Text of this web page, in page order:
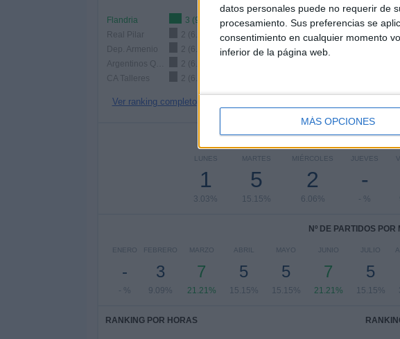
datos personales puede no requerir de
procesamiento. Sus preferencias se
consentimiento en cualquier momento
inferior de la página web.
MÁS OPCIONES
Flandria
3 (9.09%)
Real Pilar
2 (6.06%)
Dep. Armenio
2 (6.06%)
2 (6.06%)
CA Talleres
2 (6.06%)
Ver ranking completo
Nº DE PARTIDOS POR DÍA DE
LUNES
1
3.03%
MARTES
5
15.15%
MIÉRCOLES
2
6.06%
JUEVES
-
- %
Nº DE PARTIDOS POR
ENERO
-
- %
FEBRERO
3
9.09%
MARZO
7
21.21%
ABRIL
5
15.15%
MAYO
5
15.15%
JUNIO
7
21.21%
JULIO
5
15.15%
RANKING POR HORAS